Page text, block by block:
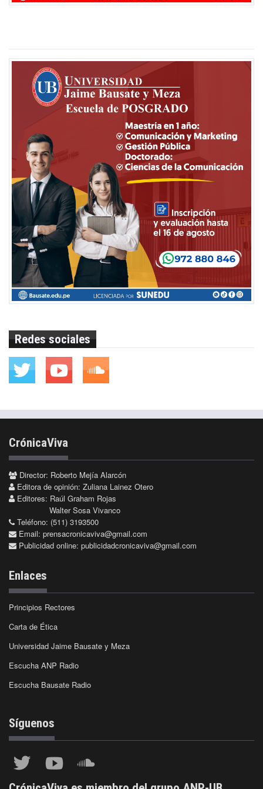
Redes sociales
CrónicaViva
Director: Roberto Mejía Alarcón
Editora de opinión: Zuliana Lainez Otero
Editores: Raúl Graham Rojas
Walter Sosa Vivanco
Teléfono: (511) 3193500
Email: prensacronicaviva@gmail.com
Publicidad online: publicidadcronicaviva@gmail.com
Enlaces
Principios Rectores
Carta de Ética
Universidad Jaime Bausate y Meza
Escucha ANP Radio
Escucha Bausate Radio
Síguenos